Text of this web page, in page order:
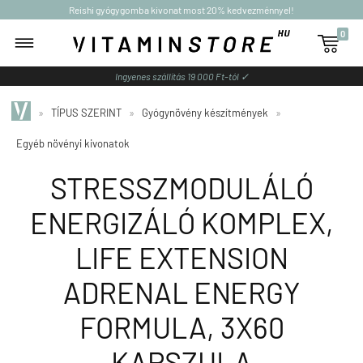
Reishi gyógygomba kivonat most 20% kedvezménnyel!

0
Ingyenes szállítás 19 000 Ft-tól ✓
» TÍPUS SZERINT » Gyógynövény készítmények »
Egyéb növényi kivonatok
STRESSZMODULÁLÓ
ENERGIZÁLÓ KOMPLEX,
LIFE EXTENSION
ADRENAL ENERGY
FORMULA, 3X60